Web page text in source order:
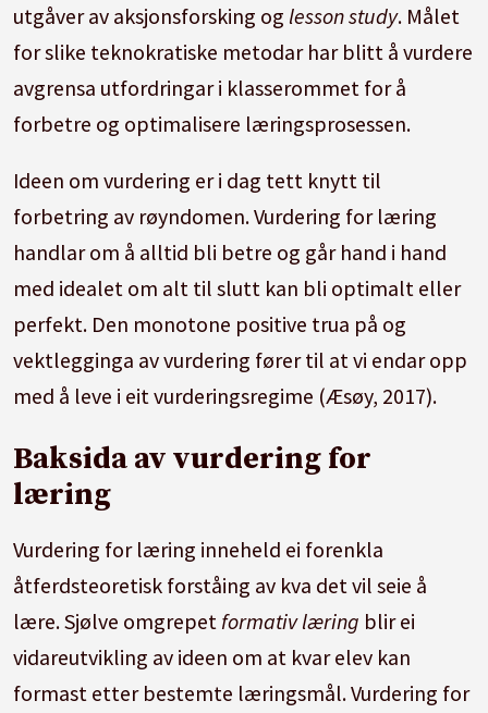
utgåver av aksjonsforsking og lesson study. Målet
for slike teknokratiske metodar har blitt å vurdere
avgrensa utfordringar i klasserommet for å
forbetre og optimalisere læringsprosessen.
Ideen om vurdering er i dag tett knytt til
forbetring av røyndomen. Vurdering for læring
handlar om å alltid bli betre og går hand i hand
med idealet om alt til slutt kan bli optimalt eller
perfekt. Den monotone positive trua på og
vektlegginga av vurdering fører til at vi endar opp
med å leve i eit vurderingsregime (Æsøy, 2017).
Baksida av vurdering for
læring
Vurdering for læring inneheld ei forenkla
åtferdsteoretisk forståing av kva det vil seie å
lære. Sjølve omgrepet formativ læring blir ei
vidareutvikling av ideen om at kvar elev kan
formast etter bestemte læringsmål. Vurdering for